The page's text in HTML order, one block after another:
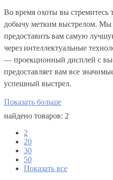
Во время охоты вы стремитесь
добычу метким выстрелом. Мы
предоставить вам самую
через интеллектуальные
— проекционный дисплей с
предоставляет вам все
успешный выстрел.
Показать больше
найдено товаров: 2
2
20
30
50
Показать все